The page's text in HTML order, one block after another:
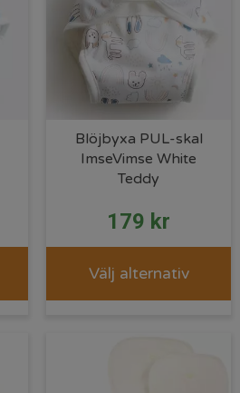
Blöjbyxa PUL-skal
ImseVimse White
Teddy
179 kr
Välj alternativ